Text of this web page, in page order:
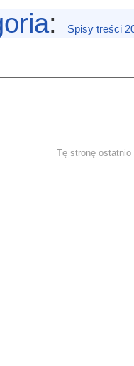
: Spisy treści
Tę stronę